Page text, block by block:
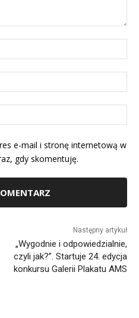
e-mail i stronę internetową w
gdy skomentuję.
Następny artykuł
„Wygodnie i odpowiedzialnie,
czyli jak?”. Startuje 24. edycja
konkursu Galerii Plakatu AMS